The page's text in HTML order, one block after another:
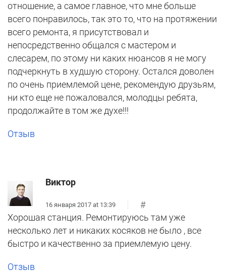
отношение, а самое главное, что мне больше
всего понравилось, так это то, что на протяжении
всего ремонта, я присутствовал и
непосредственно общался с мастером и
слесарем, по этому ни каких нюансов я не могу
подчеркнуть в худшую сторону. Остался доволен
по очень приемлемой цене, рекомендую друзьям,
ни кто еще не пожаловался, молодцы ребята,
продолжайте в том же духе!!!
Отзыв
Виктор
16 января 2017 at 13:39
#
Хорошая станция. Ремонтируюсь там уже
несколько лет и никаких косяков не было , все
быстро и качественно за приемлемую цену.
Отзыв